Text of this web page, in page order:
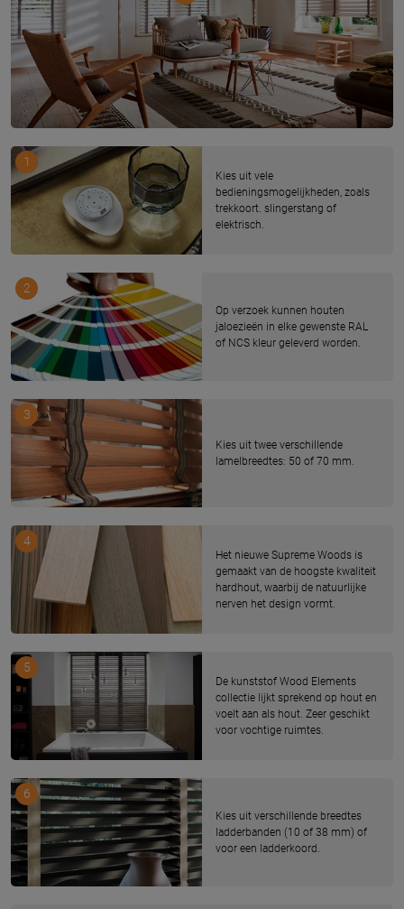
Kies uit vele
bedieningsmogelijkheden, zoals
trekkoort. slingerstang of
elektrisch.
1
Op verzoek kunnen houten
jaloezieën in elke gewenste RAL
of NCS kleur geleverd worden.
2
Kies uit twee verschillende
lamelbreedtes: 50 of 70 mm.
3
Het nieuwe Supreme Woods is
gemaakt van de hoogste kwaliteit
hardhout, waarbij de natuurlijke
nerven het design vormt.
4
De kunststof Wood Elements
collectie lijkt sprekend op hout en
voelt aan als hout. Zeer geschikt
voor vochtige ruimtes.
5
Kies uit verschillende breedtes
ladderbanden (10 of 38 mm) of
voor een ladderkoord.
6